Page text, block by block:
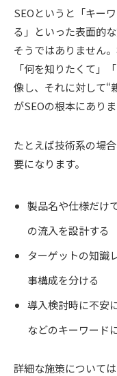
SEOというと「キー
る」といった表面的
そうではありません
「何を知りたくて」
像し、それに対して“
がSEOの根本にありま
たとえば技術系の場
要になります。
製品名や仕様だけ
の流入を設計する
ターゲットの知識
事構成を分ける
導入検討時に不安
などのキーワード
詳細な施策について